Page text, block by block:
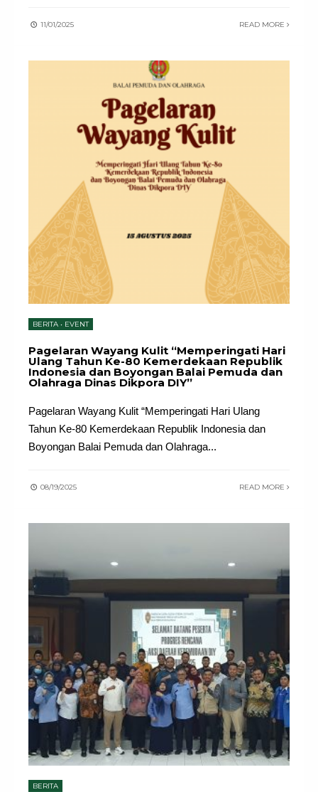
11/01/2025 READ MORE
BERITA • EVENT
Pagelaran Wayang Kulit “Memperingati Hari
Ulang Tahun Ke-80 Kemerdekaan Republik
Indonesia dan Boyongan Balai Pemuda dan
Olahraga Dinas Dikpora DIY”
Pagelaran Wayang Kulit “Memperingati Hari Ulang
Tahun Ke-80 Kemerdekaan Republik Indonesia dan
Boyongan Balai Pemuda dan Olahraga...
08/19/2025 READ MORE
BERITA